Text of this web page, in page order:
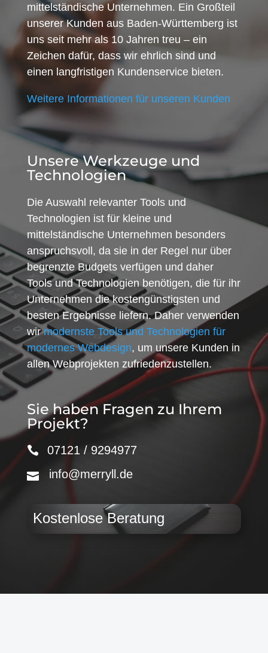
mittelständische Unternehmen. Ein Großteil
unserer Kunden aus Baden-Württemberg ist
uns seit mehr als 10 Jahren treu – ein
Zeichen dafür, dass wir ehrlich sind und
einen langfristigen Kundenservice bieten.
Weitere Informationen für unseren Kunden
Unsere Werkzeuge und
Technologien
Die Auswahl relevanter Tools und
Technologien ist für kleine und
mittelständische Unternehmen besonders
anspruchsvoll, da sie in der Regel nur über
begrenzte Budgets verfügen und daher
Tools und Technologien benötigen, die für ihr
Unternehmen die kostengünstigsten und
besten Ergebnisse liefern. Daher verwenden
wirmodernste Tools und Technologien für
modernes Webdesign, um unsere Kunden in
allen Webprojekten zufriedenzustellen.
Sie haben Fragen zu Ihrem
Projekt?
07121 / 9294977
info@merryll.de
Kostenlose Beratung